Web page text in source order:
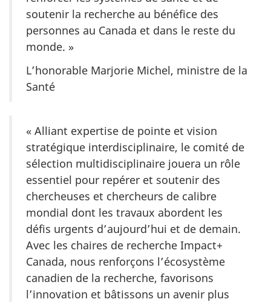
soutenir la recherche au bénéfice des
personnes au Canada et dans le reste du
monde. »
L’honorable Marjorie Michel, ministre de la
Santé
« Alliant expertise de pointe et vision
stratégique interdisciplinaire, le comité de
sélection multidisciplinaire jouera un rôle
essentiel pour repérer et soutenir des
chercheuses et chercheurs de calibre
mondial dont les travaux abordent les
défis urgents d’aujourd’hui et de demain.
Avec les chaires de recherche Impact+
Canada, nous renforçons l’écosystème
canadien de la recherche, favorisons
l’innovation et bâtissons un avenir plus